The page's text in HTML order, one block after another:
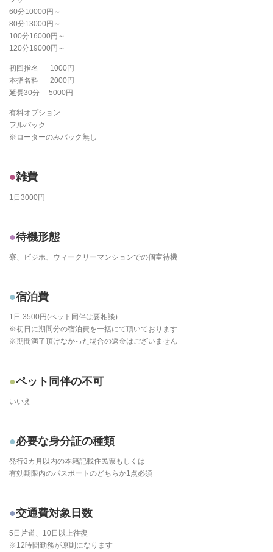
60分10000円～
80分13000円～
100分16000円～
120分19000円～
初回指名 +1000円
本指名料 +2000円
延長30分 5000円
有料オプション
フルバック
※ローターのみバック無し
雑費
1日3000円
待機形態
寮、ビジホ、ウィークリーマンションでの個室待機
宿泊費
1日 3500円(ペット同伴は要相談)
※初日に期間分の宿泊費を一括にて頂いております
※期間満了頂けなかった場合の返金はございません
ペット同伴の不可
いいえ
必要な身分証の種類
発行3カ月以内の本籍記載住民票もしくは
有効期限内のパスポートのどちらか1点必須
交通費対象日数
5日片道、10日以上往復
※12時間勤務が原則になります